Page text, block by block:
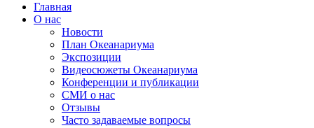
Главная
О нас
Новости
План Океанариума
Экспозиции
Видеосюжеты Океанариума
Конференции и публикации
СМИ о нас
Отзывы
Часто задаваемые вопросы